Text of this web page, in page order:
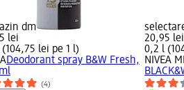
dm
lei
lei pe 1 l)
Deodorant spray B&W Fresh,
(4)
20,95 lei
0,2 l
NIVEA